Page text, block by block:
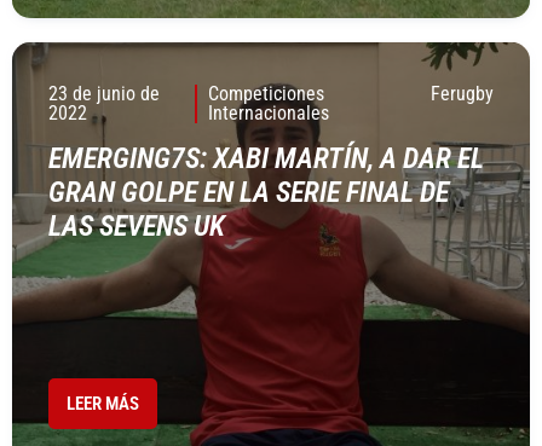
23 de junio de
2022
Competiciones
Internacionales
Ferugby
EMERGING7S: XABI MARTÍN, A DAR EL
GRAN GOLPE EN LA SERIE FINAL DE
LAS SEVENS UK
LEER MÁS